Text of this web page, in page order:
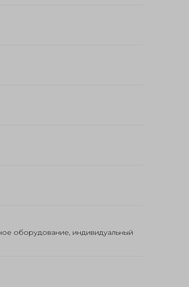
оборудование, индивидуальный